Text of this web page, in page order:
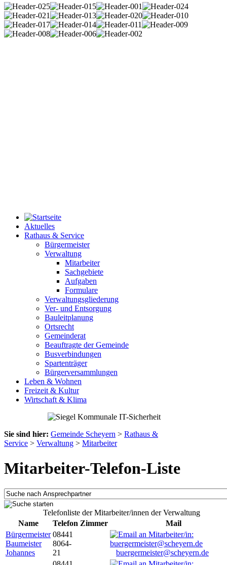
Aktuelles
Rathaus & Service
Bürgermeister
Verwaltung
Mitarbeiter
Sachgebiete
Aufgaben
Formulare
Verwaltungsgliederung
Ver- und Entsorgung
Bauleitplanung
Ortsrecht
Gemeinderat
Beauftragte der Gemeinde
Busverbindungen
Spartenträger
Bürgerversammlungen
Leben & Wohnen
Freizeit & Kultur
Wirtschaft & Klima
Sie sind hier: Gemeinde Scheyern > Rathaus &
Service > Verwaltung > Mitarbeiter
Mitarbeiter-Telefon-Liste
Telefonliste der Mitarbeiter/innen der Verwaltung
Name
Telefon Zimmer
Mail
Bürgermeister
Baumeister
Johannes
08441
8064-
21
buergermeister@scheyern.de